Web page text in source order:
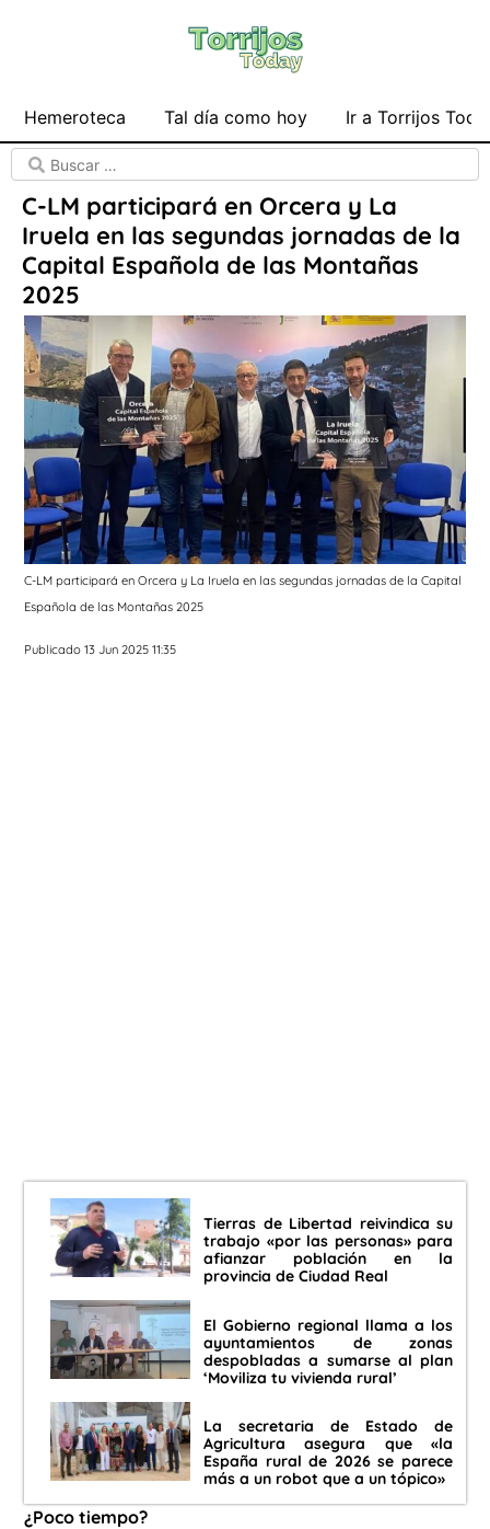
Hemeroteca Tal día como hoy Ir a Torrijos
C-LM participará en Orcera y La
Iruela en las segundas jornadas de la
Capital Española de las Montañas
2025
C-LM participará en Orcera y La Iruela en las segundas jornadas de la Capital
Española de las Montañas 2025
Publicado 13 Jun 2025 11:35
Tierras de Libertad reivindica su
trabajo «por las personas» para
afianzar población en la
provincia de Ciudad Real
El Gobierno regional llama a los
ayuntamientos de zonas
despobladas a sumarse al plan
‘Moviliza tu vivienda rural’
La secretaria de Estado de
Agricultura asegura que «la
España rural de 2026 se parece
más a un robot que a un tópico»
¿Poco tiempo?